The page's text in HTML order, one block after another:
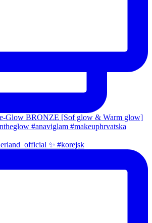
✨ #korejsk